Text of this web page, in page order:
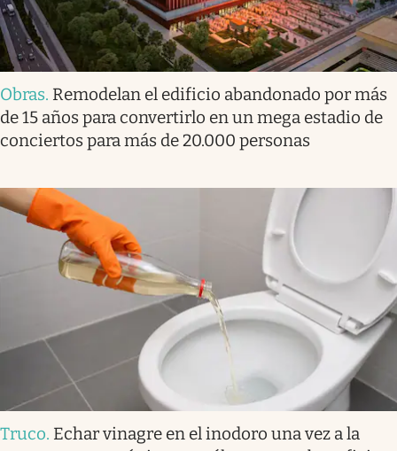
Obras. Remodelan el edificio abandonado por más
de 15 años para convertirlo en un mega estadio de
conciertos para más de 20.000 personas
Truco. Echar vinagre en el inodoro una vez a la